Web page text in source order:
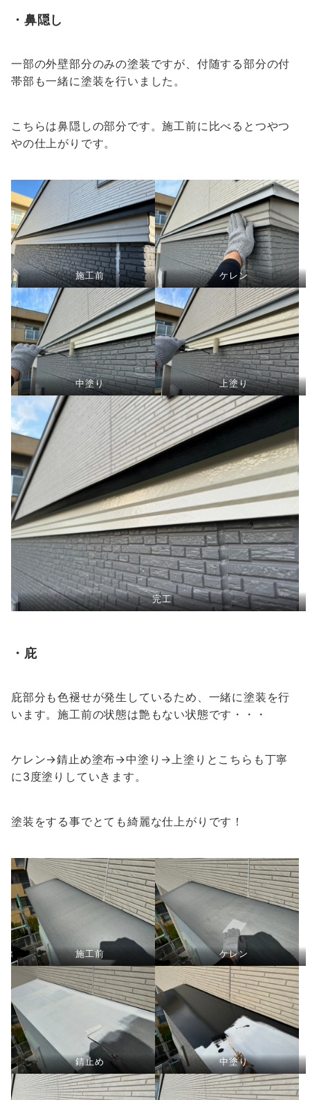
・鼻隠し
一部の外壁部分のみの塗装ですが、付随する部分の付
帯部も一緒に塗装を行いました。
こちらは鼻隠しの部分です。施工前に比べるとつやつ
やの仕上がりです。
施工前 ケレン
中塗り 上塗り
完工
・庇
庇部分も色褪せが発生しているため、一緒に塗装を行
います。施工前の状態は艶もない状態です・・・
ケレン→錆止め塗布→中塗り→上塗りとこちらも丁寧
に3度塗りしていきます。
塗装をする事でとても綺麗な仕上がりです！
施工前 ケレン
錆止め 中塗り